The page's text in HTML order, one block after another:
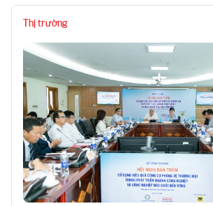
Thị trường